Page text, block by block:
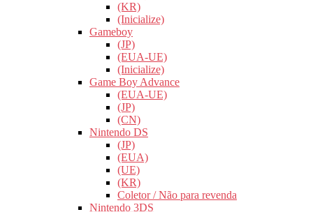
(KR)
(Inicialize)
Gameboy
(JP)
(EUA-UE)
(Inicialize)
Game Boy Advance
(EUA-UE)
(JP)
(CN)
Nintendo DS
(JP)
(EUA)
(UE)
(KR)
Coletor / Não para revenda
Nintendo 3DS